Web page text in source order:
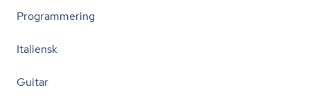
Programmering
Italiensk
Guitar